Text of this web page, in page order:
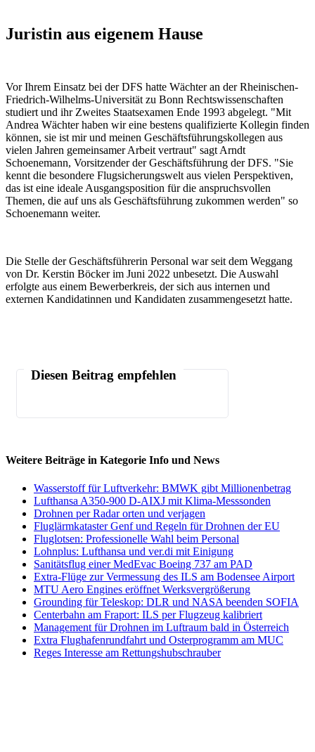
Juristin aus eigenem Hause
Vor Ihrem Einsatz bei der DFS hatte Wächter an der Rheinischen-
Friedrich-Wilhelms-Universität zu Bonn Rechtswissenschaften
studiert und ihr Zweites Staatsexamen Ende 1993 abgelegt. "Mit
Andrea Wächter haben wir eine bestens qualifizierte Kollegin finden
können, sie ist mir und meinen Geschäftsführungskollegen aus
vielen Jahren gemeinsamer Arbeit vertraut" sagt Arndt
Schoenemann, Vorsitzender der Geschäftsführung der DFS. "Sie
kennt die besondere Flugsicherungswelt aus vielen Perspektiven,
das ist eine ideale Ausgangsposition für die anspruchsvollen
Themen, die auf uns als Geschäftsführung zukommen werden" so
Schoenemann weiter.
Die Stelle der Geschäftsführerin Personal war seit dem Weggang
von Dr. Kerstin Böcker im Juni 2022 unbesetzt. Die Auswahl
erfolgte aus einem Bewerberkreis, der sich aus internen und
externen Kandidatinnen und Kandidaten zusammengesetzt hatte.
Diesen Beitrag empfehlen
Weitere Beiträge in Kategorie Info und News
Wasserstoff für Luftverkehr: BMWK gibt Millionenbetrag
Lufthansa A350-900 D-AIXJ mit Klima-Messsonden
Drohnen per Radar orten und verjagen
Fluglärmkataster Genf und Regeln für Drohnen der EU
Fluglotsen: Professionelle Wahl beim Personal
Lohnplus: Lufthansa und ver.di mit Einigung
Sanitätsflug einer MedEvac Boeing 737 am PAD
Extra-Flüge zur Vermessung des ILS am Bodensee Airport
MTU Aero Engines eröffnet Werksvergrößerung
Grounding für Teleskop: DLR und NASA beenden SOFIA
Centerbahn am Fraport: ILS per Flugzeug kalibriert
Management für Drohnen im Luftraum bald in Österreich
Extra Flughafenrundfahrt und Osterprogramm am MUC
Reges Interesse am Rettungshubschrauber